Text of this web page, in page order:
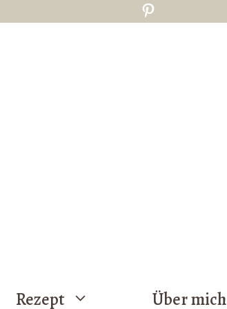
Pinterest
Rezept Über mich